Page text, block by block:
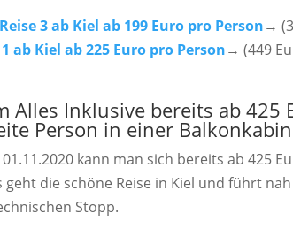
3 ab Kiel ab 199 Euro pro Person→
ab Kiel ab 225 Euro pro Person→ (449
Alles Inklusive bereits ab 425
Person in einer
kann man sich bereits ab 425
die schöne Reise in Kiel und führt
Stopp.